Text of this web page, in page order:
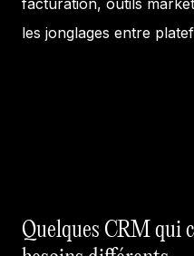
facturation, outils
les jonglages entre
Quelques CRM qui